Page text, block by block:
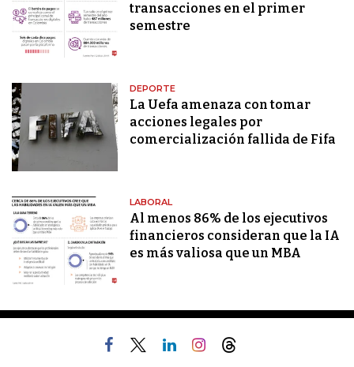
transacciones en el primer
semestre
DEPORTE
La Uefa amenaza con tomar
acciones legales por
comercialización fallida de Fifa
LABORAL
Al menos 86% de los ejecutivos
financieros consideran que la IA
es más valiosa que un MBA